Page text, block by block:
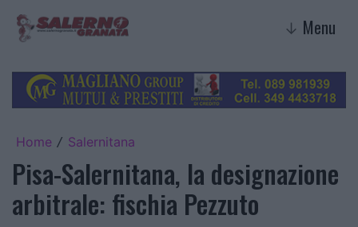
↓ Menu
Home / Salernitana
Pisa-Salernitana, la designazione
arbitrale: fischia Pezzuto